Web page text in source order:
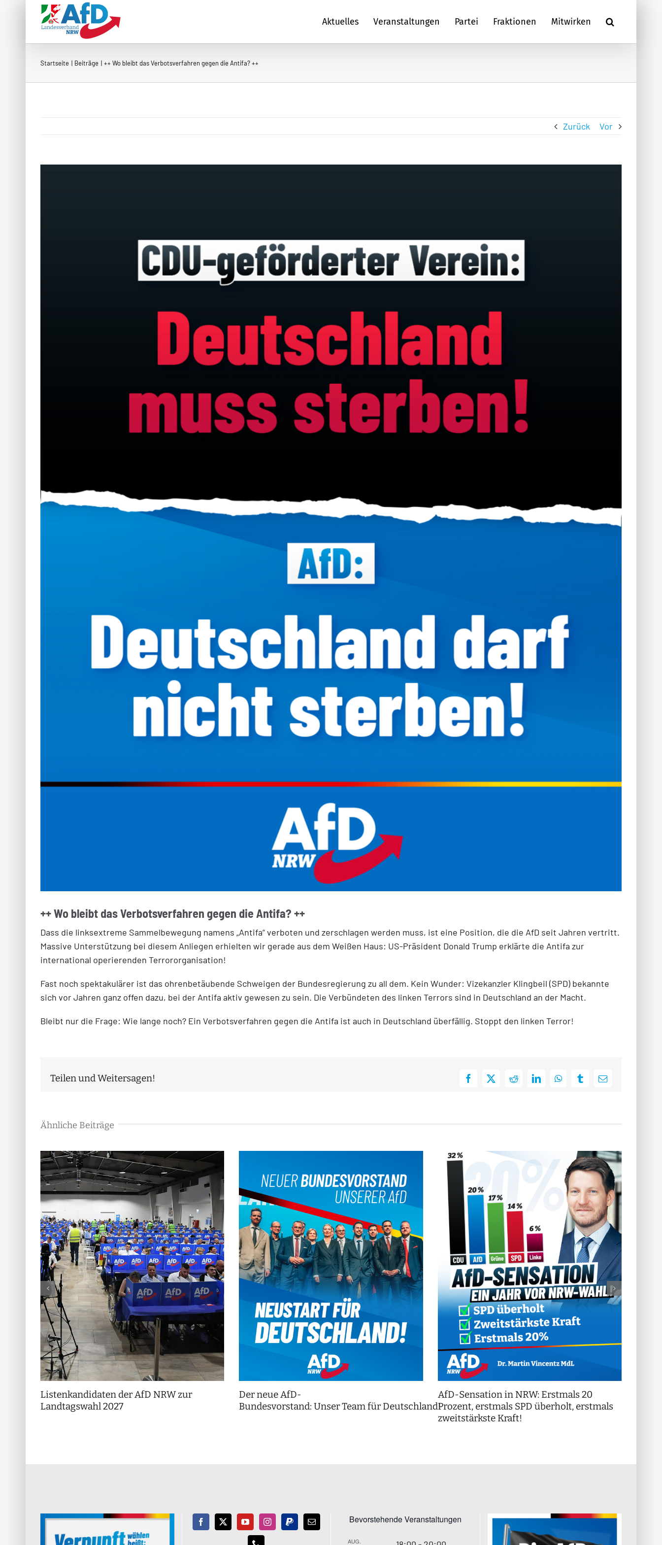
Aktuelles Veranstaltungen Partei Fraktionen Mitwirken
Startseite Beiträge ++ Wo bleibt das Verbotsverfahren gegen die Antifa? ++
Zurück Vor
++ Wo bleibt das Verbotsverfahren gegen die Antifa? ++
Dass die linksextreme Sammelbewegung namens „Antifa“ verboten und zerschlagen werden muss, ist eine Position, die die AfD seit Jahren vertritt.
Massive Unterstützung bei diesem Anliegen erhielten wir gerade aus dem Weißen Haus: US-Präsident Donald Trump erklärte die Antifa zur
international operierenden Terrororganisation!
Fast noch spektakulärer ist das ohrenbetäubende Schweigen der Bundesregierung zu all dem. Kein Wunder: Vizekanzler Klingbeil (SPD) bekannte
sich vor Jahren ganz offen dazu, bei der Antifa aktiv gewesen zu sein. Die Verbündeten des linken Terrors sind in Deutschland an der Macht.
Bleibt nur die Frage: Wie lange noch? Ein Verbotsverfahren gegen die Antifa ist auch in Deutschland überfällig. Stoppt den linken Terror!
Teilen und Weitersagen! Facebook
X RedditLinkedInWhatsAppTumblrE-
Ähnliche Beiträge
Listenkandidaten der AfD NRW zur
Landtagswahl 2027
Der neue AfD-
Bundesvorstand: Unser Team für Deutschland!
AfD-Sensation in NRW: Erstmals 20
Prozent, erstmals SPD überholt, erstmals
zweitstärkste Kraft!
Bevorstehende Veranstaltungen
AUG.